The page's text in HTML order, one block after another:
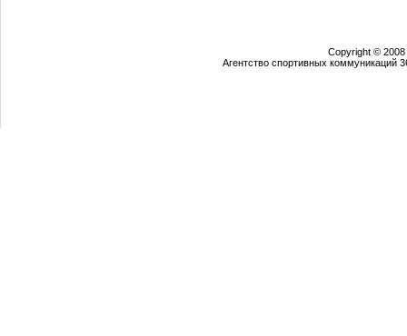
Copyright © 2008
Агентство спортивных коммуникаций